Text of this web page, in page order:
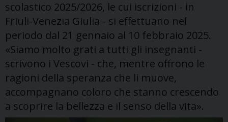
scolastico 2025/2026, le cui iscrizioni - in
Friuli-Venezia Giulia - si effettuano nel
periodo dal 21 gennaio al 10 febbraio 2025.
«Siamo molto grati a tutti gli insegnanti -
scrivono i Vescovi - che, mentre offrono le
ragioni della speranza che li muove,
accompagnano coloro che stanno crescendo
a scoprire la bellezza e il senso della vita».